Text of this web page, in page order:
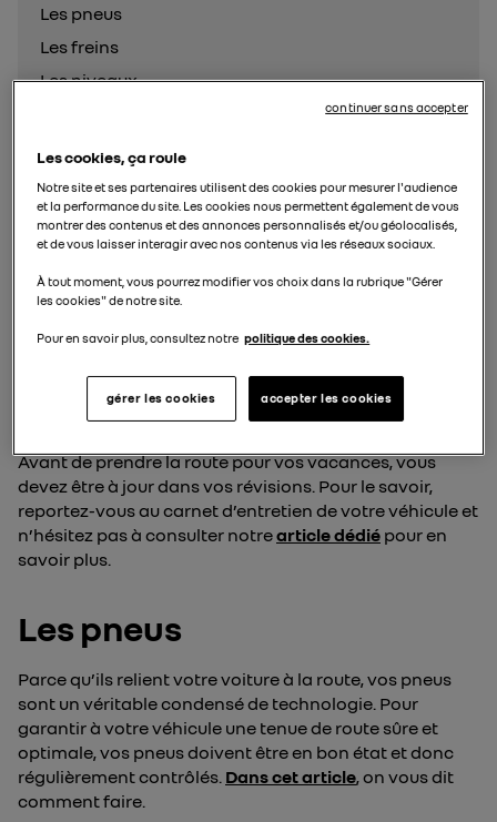
Les pneus
Les freins
Les niveaux
L'état du pare-brise et des balais d'essuie-glace
Triangle et gilet de sécurité, l’indispensable
combo
Équipez votre véhicule
À lire également
La révision
Avant de prendre la route pour vos vacances, vous
devez être à jour dans vos révisions. Pour le savoir,
reportez-vous au carnet d’entretien de votre véhicule et
n’hésitez pas à consulter notrearticle dédié pour en
savoir plus.
Les pneus
Parce qu’ils relient votre voiture à la route, vos pneus
sont un véritable condensé de technologie. Pour
garantir à votre véhicule une tenue de route sûre et
optimale, vos pneus doivent être en bon état et donc
régulièrement contrôlés. Dans cet article, on vous dit
comment faire.
Les cookies, ça roule
Notre site et ses partenaires utilisent des cookies pour mesurer l'audience
et la performance du site. Les cookies nous permettent également de vous
montrer des contenus et des annonces personnalisés et/ou géolocalisés,
et de vous laisser interagir avec nos contenus via les réseaux sociaux.
À tout moment, vous pourrez modifier vos choix dans la rubrique "Gérer
les cookies" de notre site.
Pour en savoir plus, consultez notre politique des cookies.
gérer les cookies accepter les cookies
continuer sans accepter